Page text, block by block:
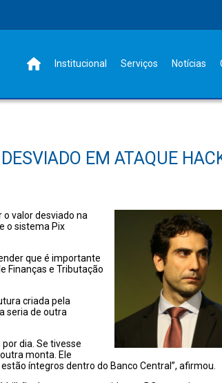
Institucional Serviços Notícias
EM ATAQUE
o valor desviado na
o sistema Pix
que é importante
Finanças e Tributação
criada pela
seria de outra
dia. Se tivesse
monta. Ele
íntegros dentro do Banco Central”, afirmou.